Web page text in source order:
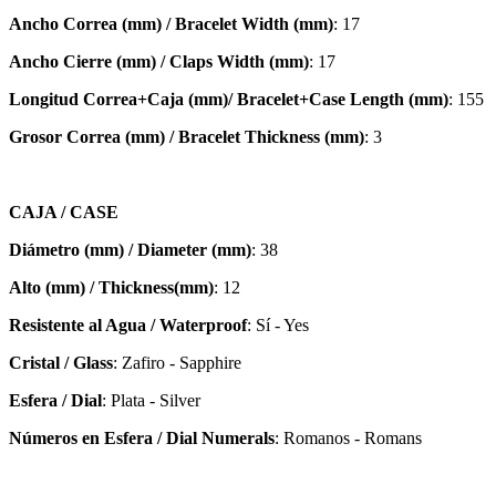
Ancho Correa (mm) / Bracelet Width (mm): 17
Ancho Cierre (mm) / Claps Width (mm): 17
Longitud Correa+Caja (mm)/ Bracelet+Case Length (mm): 155
Grosor Correa (mm) / Bracelet Thickness (mm): 3
CAJA / CASE
Diámetro (mm) / Diameter (mm): 38
Alto (mm) / Thickness(mm): 12
Resistente al Agua / Waterproof: Sí - Yes
Cristal / Glass: Zafiro - Sapphire
Esfera / Dial: Plata - Silver
Números en Esfera / Dial Numerals: Romanos - Romans